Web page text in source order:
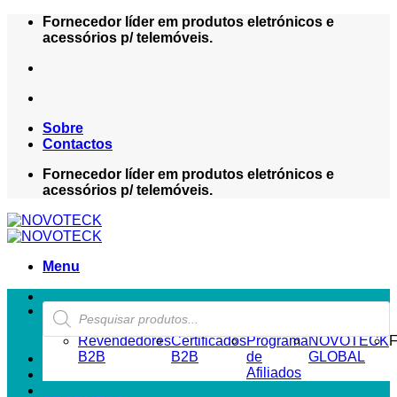
Skip
Fornecedor líder em produtos eletrónicos e
acessórios p/ telemóveis.
Sobre
Contactos
Fornecedor líder em produtos eletrónicos e
acessórios p/ telemóveis.
Menu
Products
search
ZONA REVENDEDOR-B2B
Revendedores
B2B
Certificados
B2B
Programa
de
Afiliados
NOVOTECK
GLOBAL